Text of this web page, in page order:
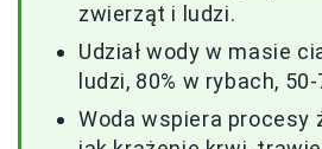
zwierząt i ludzi.
Udział wody w masie
ludzi, 80% w rybach,
Woda wspiera procesy